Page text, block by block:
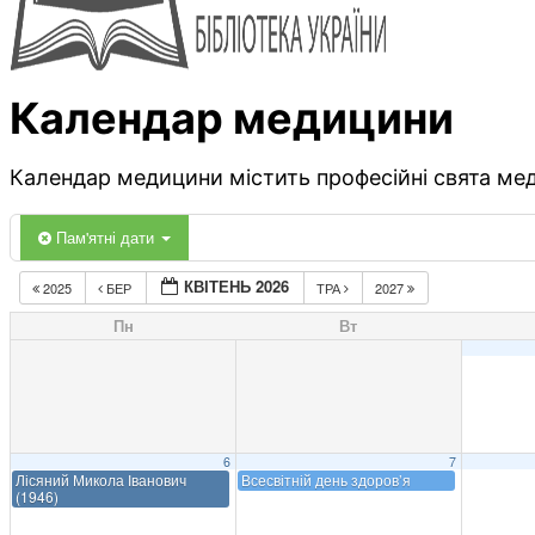
Календар медицини
Календар медицини містить професійні свята
Пам'ятні дати
2025 БЕР КВІТЕНЬ 2026 ТРА 2027
Пн Вт
6
Лісяний Микола Іванович
(1946)
7
Всесвітній день здоров’я